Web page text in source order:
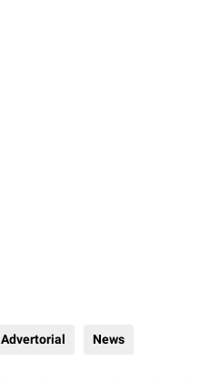
Advertorial News